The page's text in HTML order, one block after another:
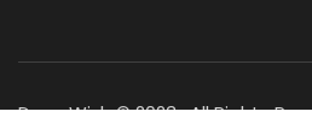
Dogs Wish © 2023 . All Rights